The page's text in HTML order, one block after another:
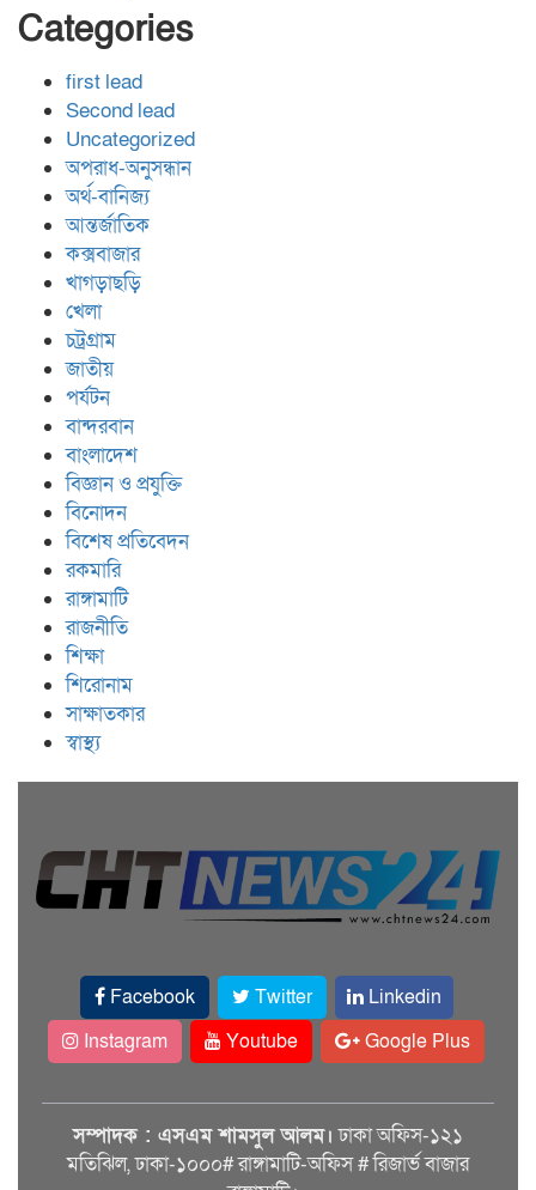
Categories
first lead
Second lead
Uncategorized
অপরাধ-অনুসন্ধান
অর্থ-বানিজ্য
আন্তর্জাতিক
কক্সবাজার
খাগড়াছড়ি
খেলা
চট্রগ্রাম
জাতীয়
পর্যটন
বান্দরবান
বাংলাদেশ
বিজ্ঞান ও প্রযুক্তি
বিনোদন
বিশেষ প্রতিবেদন
রকমারি
রাঙ্গামাটি
রাজনীতি
শিক্ষা
শিরোনাম
সাক্ষাতকার
স্বাস্থ্য
Facebook Twitter
Linkedin
Instagram
Youtube Google Plus
সম্পাদক : এসএম শামসুল আলম। ঢাকা অফিস-১২১
মতিঝিল, ঢাকা-১০০০# রাঙ্গামাটি-অফিস # রিজার্ভ বাজার